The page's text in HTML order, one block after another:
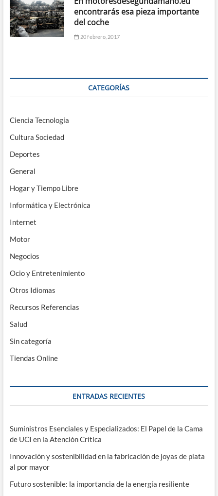
encontrarás esa pieza importante
del coche
20 febrero, 2017
CATEGORÍAS
Ciencia Tecnología
Cultura Sociedad
Deportes
General
Hogar y Tiempo Libre
Informática y Electrónica
Internet
Motor
Negocios
Ocio y Entretenimiento
Otros Idiomas
Recursos Referencias
Salud
Sin categoría
Tiendas Online
ENTRADAS RECIENTES
Suministros Esenciales y Especializados: El Papel de la Cama
de UCI en la Atención Crítica
Innovación y sostenibilidad en la fabricación de joyas de plata
al por mayor
Futuro sostenible: la importancia de la energía resiliente